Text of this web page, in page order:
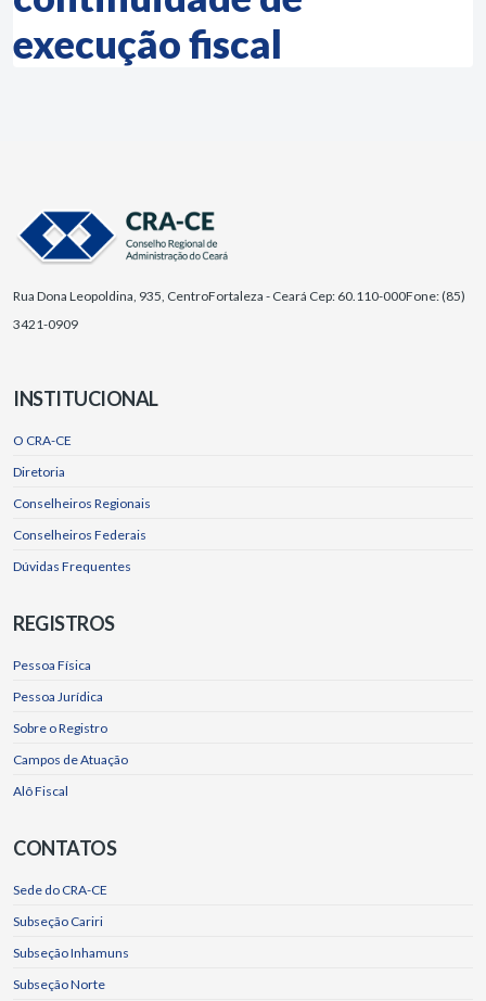
execução fiscal
Rua Dona Leopoldina, 935, CentroFortaleza - Ceará Cep: 60.110-000Fone: (85)
3421-0909
INSTITUCIONAL
O CRA-CE
Diretoria
Conselheiros Regionais
Conselheiros Federais
Dúvidas Frequentes
REGISTROS
Pessoa Física
Pessoa Jurídica
Sobre o Registro
Campos de Atuação
Alô Fiscal
CONTATOS
Sede do CRA-CE
Subseção Cariri
Subseção Inhamuns
Subseção Norte